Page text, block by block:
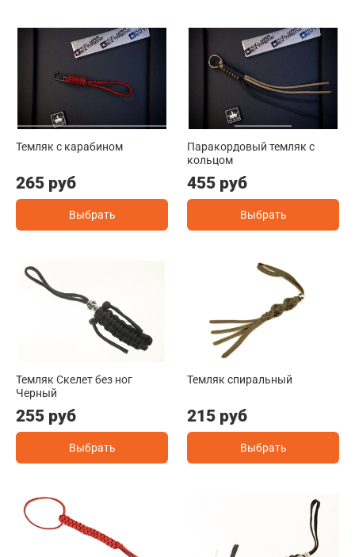
Темляк с карабином
265 руб
Выбрать
Паракордовый темляк с
кольцом
455 руб
Выбрать
Темляк Скелет без ног
Черный
255 руб
Выбрать
Темляк спиральный
215 руб
Выбрать